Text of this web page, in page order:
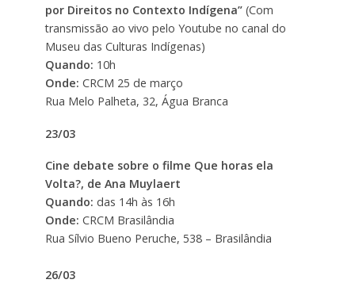
por Direitos no Contexto Indígena”(Com
transmissão ao vivo pelo Youtube no canal do
Museu das Culturas Indígenas)
Quando: 10h
Onde: CRCM 25 de março
Rua Melo Palheta, 32, Água Branca
23/03
Cine debate sobre o filme Que horas ela
Volta?, de Ana Muylaert
Quando: das 14h às 16h
Onde: CRCM Brasilândia
Rua Sílvio Bueno Peruche, 538 – Brasilândia
26/03